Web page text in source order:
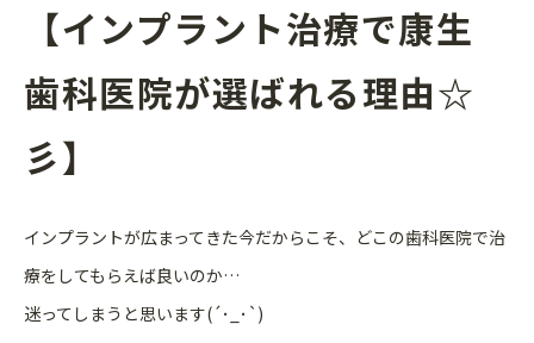
【インプラント治療で康生
歯科医院が選ばれる理由☆
彡】
インプラントが広まってきた今だからこそ、どこの歯科医院で治
療をしてもらえば良いのか…
迷ってしまうと思います(´･_･`)